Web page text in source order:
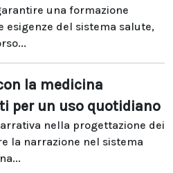
una formazione
esigenze del sistema salute,
la medicina
per un uso quotidiano
nella progettazione dei
la narrazione nel sistema